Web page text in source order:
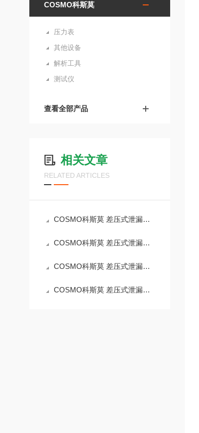
COSMO科斯莫
压力表
其他设备
解析工具
测试仪
查看全部产品
相关文章
RELATED ARTICLES
COSMO科斯莫 差压式泄漏测试仪 LS‑R902‑AS01 产品简介
COSMO科斯莫 差压式泄漏测试仪 LS‑R902‑AS1 产品简介
COSMO科斯莫 差压式泄漏测试仪 LS‑R902‑A2 产品简介
COSMO科斯莫 差压式泄漏测试仪 LS‑R902‑A1 产品简介